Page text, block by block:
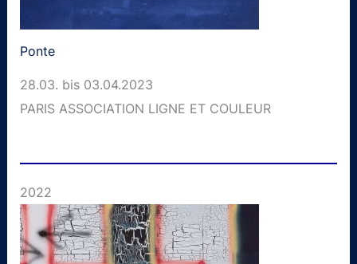
Ponte
28.03. bis 03.04.2023
PARIS ASSOCIATION LIGNE ET COULEUR
2022